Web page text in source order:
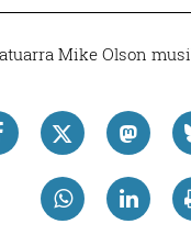
Mike Olson